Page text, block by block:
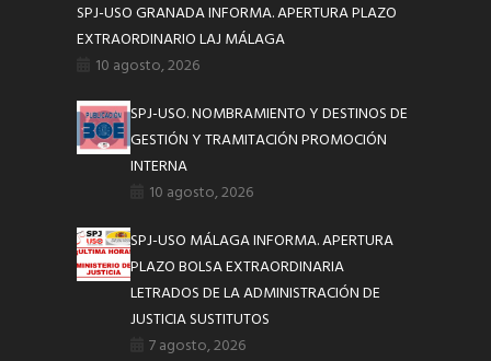
SPJ-USO GRANADA INFORMA. APERTURA PLAZO
EXTRAORDINARIO LAJ MÁLAGA
10 agosto, 2026
SPJ-USO. NOMBRAMIENTO Y DESTINOS DE
GESTIÓN Y TRAMITACIÓN PROMOCIÓN
INTERNA
10 agosto, 2026
SPJ-USO MÁLAGA INFORMA. APERTURA
PLAZO BOLSA EXTRAORDINARIA
LETRADOS DE LA ADMINISTRACIÓN DE
JUSTICIA SUSTITUTOS
7 agosto, 2026